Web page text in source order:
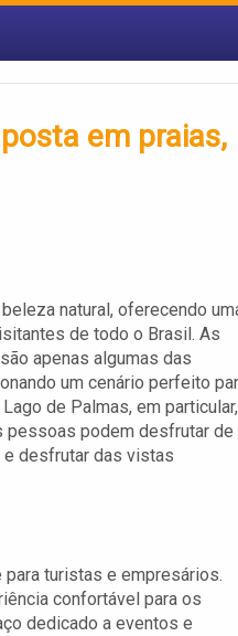
em praias,
natural, oferecendo
de todo o Brasil. As
apenas algumas das
um cenário perfeito
de Palmas, em
pessoas podem desfrutar de
e desfrutar das vistas
turistas e empresários.
confortável para os
dedicado a eventos e